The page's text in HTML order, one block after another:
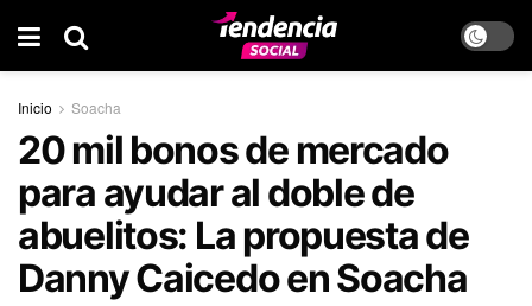
Inicio Soacha
20 mil bonos de mercado
para ayudar al doble de
abuelitos: La propuesta de
Danny Caicedo en Soacha